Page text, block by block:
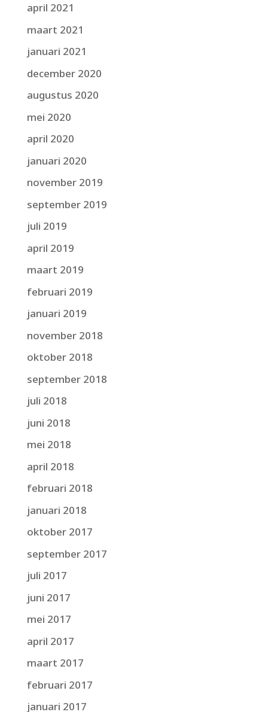
april 2021
maart 2021
januari 2021
december 2020
augustus 2020
mei 2020
april 2020
januari 2020
november 2019
september 2019
juli 2019
april 2019
maart 2019
februari 2019
januari 2019
november 2018
oktober 2018
september 2018
juli 2018
juni 2018
mei 2018
april 2018
februari 2018
januari 2018
oktober 2017
september 2017
juli 2017
juni 2017
mei 2017
april 2017
maart 2017
februari 2017
januari 2017